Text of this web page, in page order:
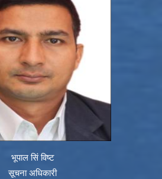
भूपाल सिं विष्ट
सूचना अधिकारी